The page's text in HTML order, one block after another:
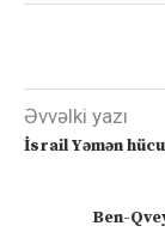
Əvvəlki yazı
İsrail Yəmən
Ben-